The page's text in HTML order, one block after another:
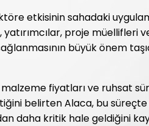
etkisinin sahadaki
proje müellifleri
büyük önem
fiyatları ve ruhsat
belirten Alaca, bu
daha kritik hale geldiğini